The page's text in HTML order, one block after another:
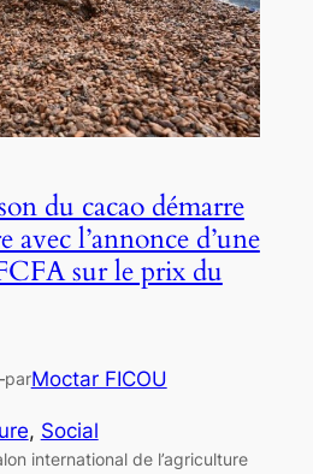
du cacao démarre
avec l’annonce d’une
sur le prix du
parMoctar FICOU
, Social
international de l’agriculture